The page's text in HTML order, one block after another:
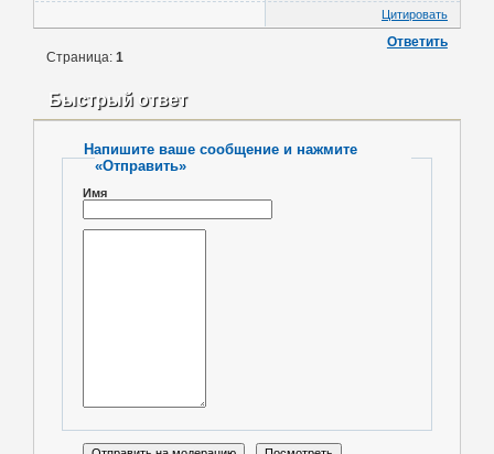
Цитировать
Ответить
Страница:1
Быстрый ответ
Напишите ваше сообщение и нажмите
«Отправить»
Имя